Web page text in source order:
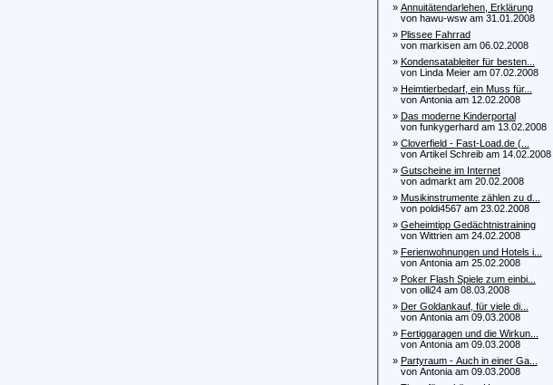
» Annuitätendarlehen, Erklärung
von hawu-wsw am 31.01.2008
» Plissee Fahrrad
von markisen am 06.02.2008
» Kondensatableiter für besten...
von Linda Meier am 07.02.2008
» Heimtierbedarf, ein Muss für...
von Antonia am 12.02.2008
» Das moderne Kinderportal
von funkygerhard am 13.02.2008
» Cloverfield - Fast-Load.de (...
von Artikel Schreib am 14.02.2008
» Gutscheine im Internet
von admarkt am 20.02.2008
» Musikinstrumente zählen zu d...
von poldi4567 am 23.02.2008
» Geheimtipp Gedächtnistraining
von Wittrien am 24.02.2008
» Ferienwohnungen und Hotels i...
von Antonia am 25.02.2008
» Poker Flash Spiele zum einbi...
von olli24 am 08.03.2008
» Der Goldankauf, für viele di...
von Antonia am 09.03.2008
» Fertiggaragen und die Wirkun...
von Antonia am 09.03.2008
» Partyraum - Auch in einer Ga...
von Antonia am 09.03.2008